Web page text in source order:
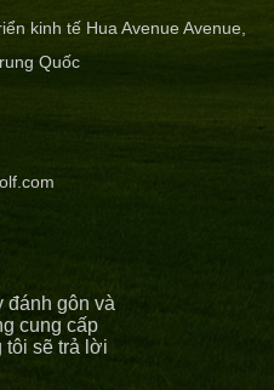
kinh tế Hua Avenue Avenue,
Quốc
đánh gôn và
cung cấp
tôi sẽ trả lời